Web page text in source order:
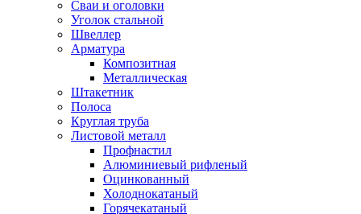
Сваи и оголовки
Уголок стальной
Швеллер
Арматура
Композитная
Металлическая
Штакетник
Полоса
Круглая труба
Листовой металл
Профнастил
Алюминиевый рифленый
Оцинкованный
Холоднокатаный
Горячекатаный